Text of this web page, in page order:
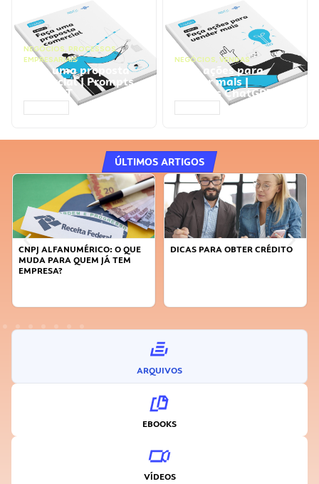
NEGÓCIOS, PROCESSOS
EMPRESARIAIS
Faça uma proposta
comercial | Prompts
ChatGPT
NEGÓCIOS, VENDAS
Faça ações para
vender mais |
Prompts ChatGPT
ÚLTIMOS ARTIGOS
CNPJ ALFANUMÉRICO: O QUE
MUDA PARA QUEM JÁ TEM
EMPRESA?
DICAS PARA OBTER CRÉDITO
ARQUIVOS
EBOOKS
VÍDEOS